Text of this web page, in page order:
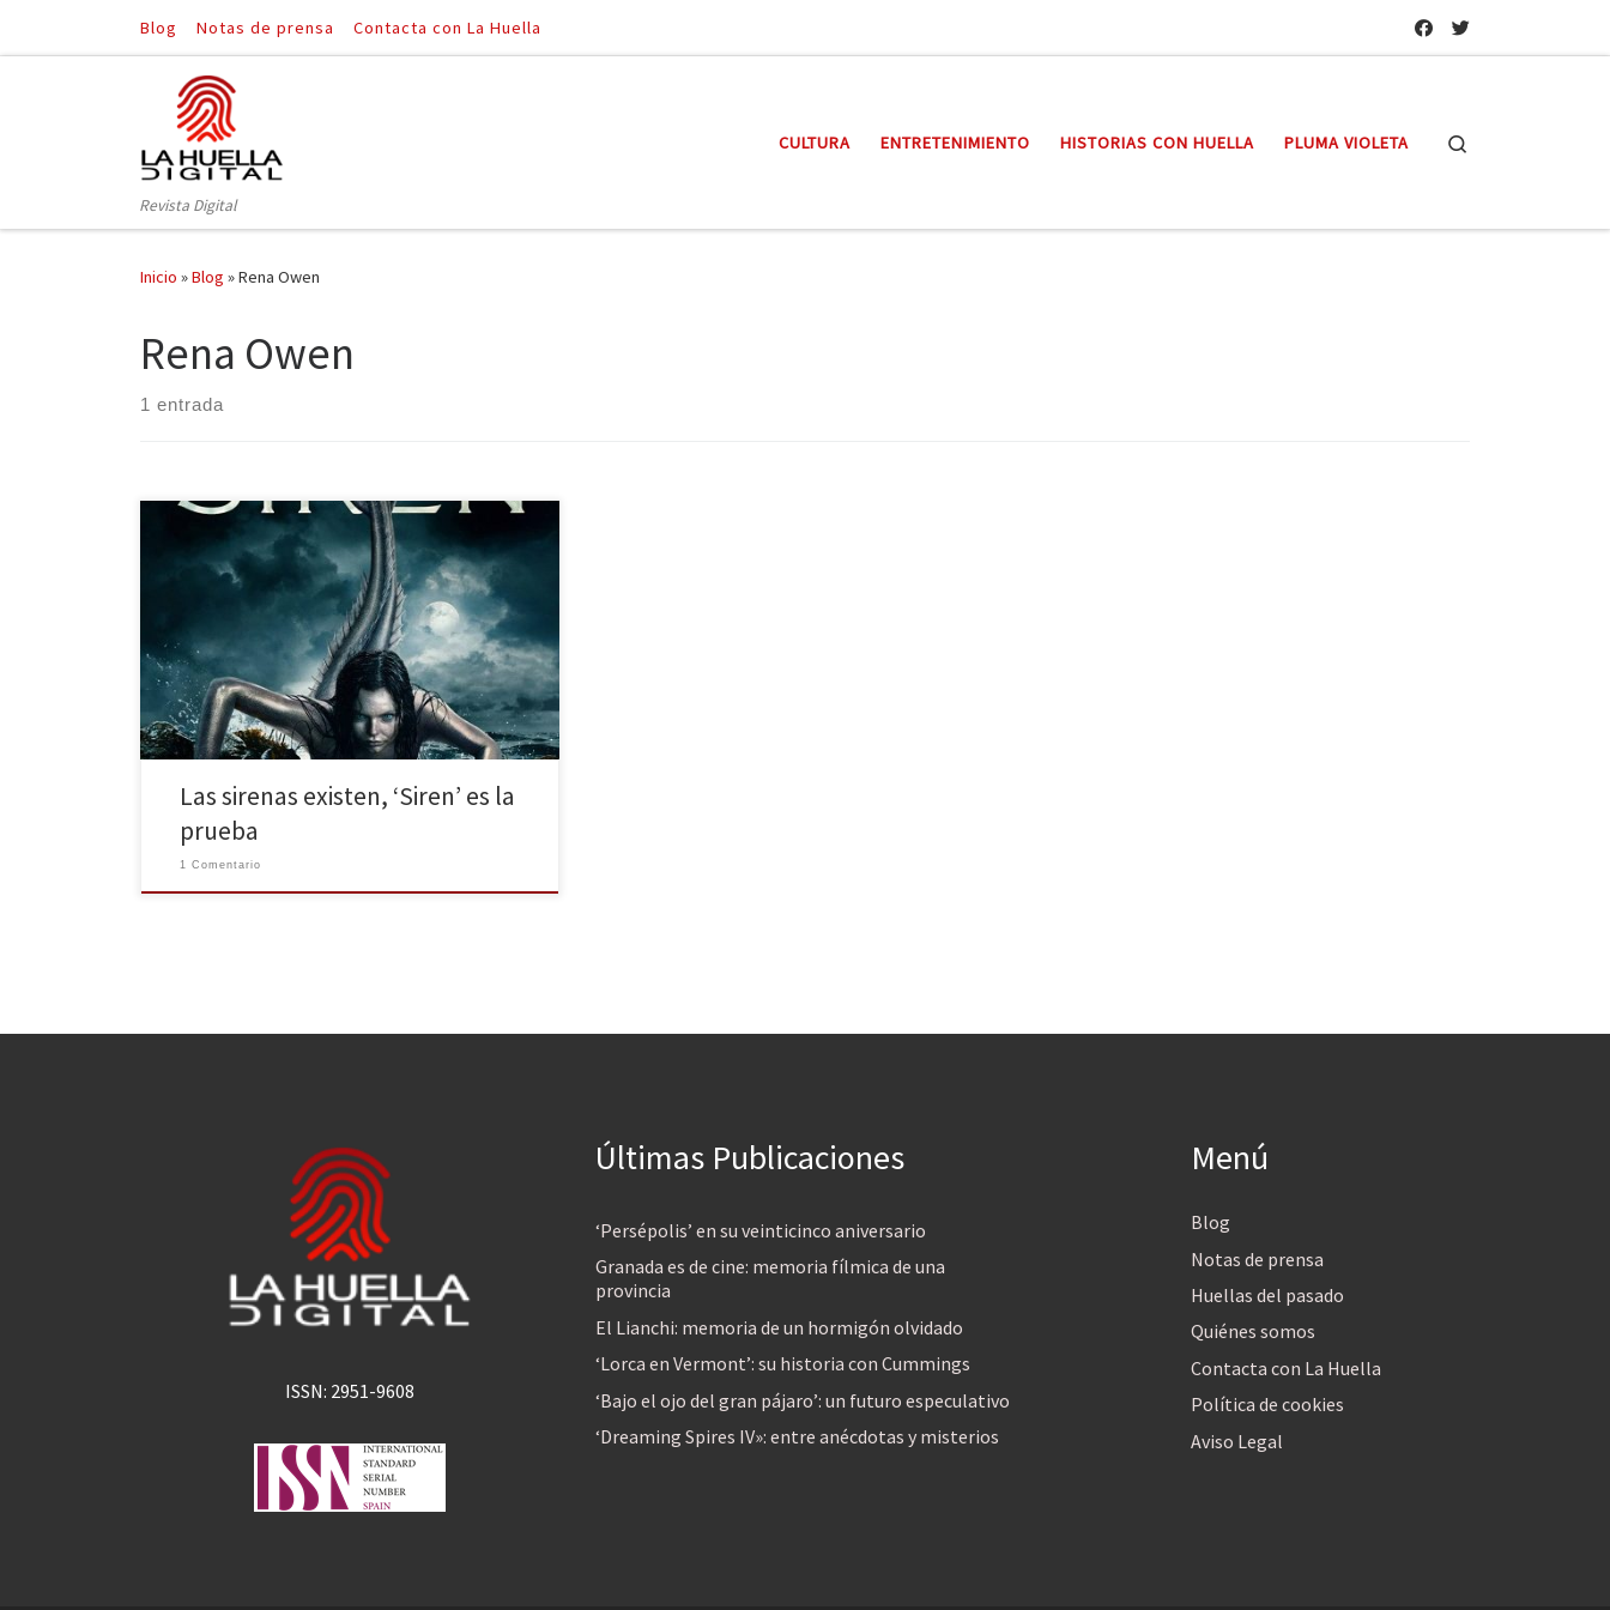
Saltar al contenido
Blog Notas de prensa Contacta con La Huella
Revista Digital
CULTURA ENTRETENIMIENTO HISTORIAS CON HUELLA PLUMA VIOLETA
Inicio »Blog »Rena Owen
Rena Owen
1 entrada
Al mal tiempo, buena cara, ¿Y qué mejor forma de
pasar las tardes de mantita y sofá con una buena
serie? HBO ha renovado su catálogo con la llegada de
la primavera, y una de las series que parece estar
destinada a ser el próximo boom es Siren. Y sí, […]
Las sirenas existen, ‘Siren’ es la
prueba
1 Comentario
ISSN: 2951-9608
Últimas Publicaciones
‘Persépolis’ en su veinticinco aniversario
Granada es de cine: memoria fílmica de una
provincia
El Lianchi: memoria de un hormigón olvidado
‘Lorca en Vermont’: su historia con Cummings
‘Bajo el ojo del gran pájaro’: un futuro especulativo
‘Dreaming Spires IV»: entre anécdotas y misterios
Menú
Blog
Notas de prensa
Huellas del pasado
Quiénes somos
Contacta con La Huella
Política de cookies
Aviso Legal